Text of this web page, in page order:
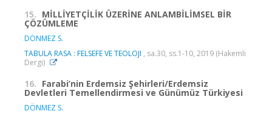
15. MİLLİYETÇİLİK ÜZERİNE ANLAMBİLİMSEL BİR
ÇÖZÜMLEME
DÖNMEZ S.
TABULA RASA : FELSEFE VE TEOLOJI , sa.30, ss.1-10, 2019 (Hakemli
Dergi)
16. Farabi’nin Erdemsiz Şehirleri/Erdemsiz
Devletleri Temellendirmesi ve Günümüz Türkiyesi
DÖNMEZ S.